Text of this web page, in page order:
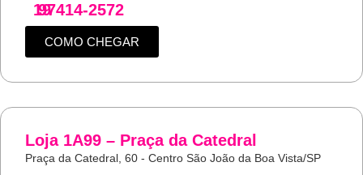
19
97414-2572
COMO CHEGAR
Loja 1A99 – Praça da Catedral
Praça da Catedral, 60 - Centro São João da Boa Vista/SP